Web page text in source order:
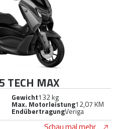
TECH MAX
Gewicht132 kg
Max. Motorleistung12,07 KM
EndübertragungVeriga
Schau mal mehr